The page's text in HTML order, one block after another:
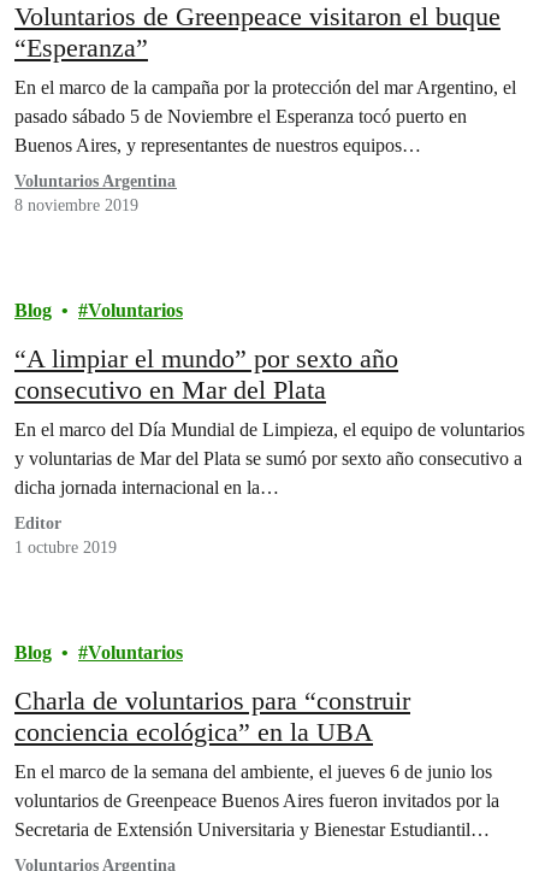
Voluntarios de Greenpeace visitaron el buque
“Esperanza”
En el marco de la campaña por la protección del mar Argentino, el
pasado sábado 5 de Noviembre el Esperanza tocó puerto en
Buenos Aires, y representantes de nuestros equipos…
Voluntarios Argentina
8 noviembre 2019
Blog Voluntarios
“A limpiar el mundo” por sexto año
consecutivo en Mar del Plata
En el marco del Día Mundial de Limpieza, el equipo de voluntarios
y voluntarias de Mar del Plata se sumó por sexto año consecutivo a
dicha jornada internacional en la…
Editor
1 octubre 2019
Blog Voluntarios
Charla de voluntarios para “construir
conciencia ecológica” en la UBA
En el marco de la semana del ambiente, el jueves 6 de junio los
voluntarios de Greenpeace Buenos Aires fueron invitados por la
Secretaria de Extensión Universitaria y Bienestar Estudiantil…
Voluntarios Argentina